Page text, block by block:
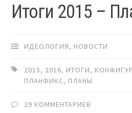
Итоги 2015 –
ИДЕОЛОГИЯ, НОВОСТИ
2015, 2016, ИТОГИ,
ПЛАНФИКС, ПЛАНЫ
29 КОММЕНТАРИЕВ